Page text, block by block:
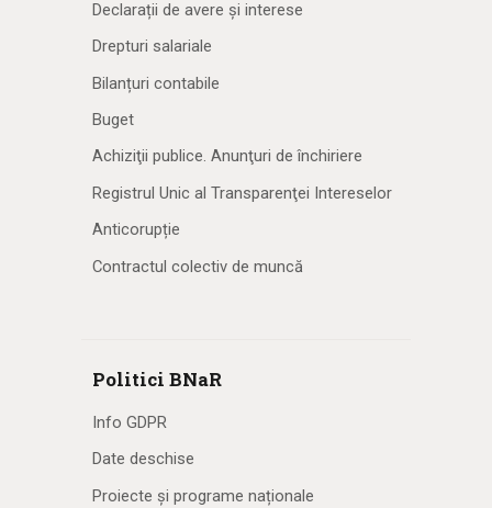
Declarații de avere și interese
Drepturi salariale
Bilanțuri contabile
Buget
Achiziţii publice. Anunţuri de închiriere
Registrul Unic al Transparenţei Intereselor
Anticorupție
Contractul colectiv de muncă
Politici BNaR
Info GDPR
Date deschise
Proiecte și programe naționale